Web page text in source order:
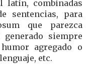
latín, combinadas
sentencias, para
que parezca
siempre
agregado o
etc.